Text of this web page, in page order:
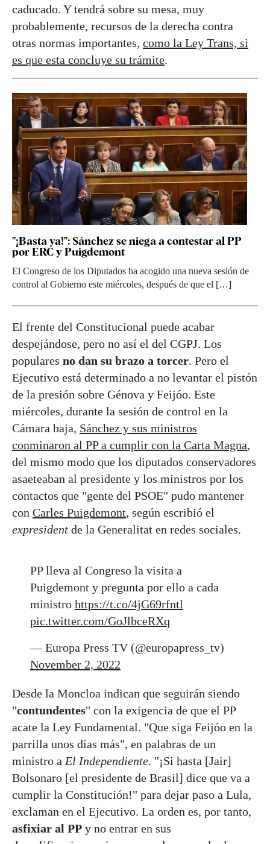
caducado. Y tendrá sobre su mesa, muy
probablemente, recursos de la derecha contra
otras normas importantes, como la Ley Trans, si
es que esta concluye su trámite.
"¡Basta ya!": Sánchez se niega a contestar al PP
por ERC y Puigdemont
El Congreso de los Diputados ha acogido una nueva sesión de
control al Gobierno este miércoles, después de que el […]
El frente del Constitucional puede acabar
despejándose, pero no así el del CGPJ. Los
populares no dan su brazo a torcer. Pero el
Ejecutivo está determinado a no levantar el pistón
de la presión sobre Génova y Feijóo. Este
miércoles, durante la sesión de control en la
Cámara baja, Sánchez y sus ministros
conminaron al PP a cumplir con la Carta Magna,
del mismo modo que los diputados conservadores
asaeteaban al presidente y los ministros por los
contactos que "gente del PSOE" pudo mantener
con Carles Puigdemont, según escribió el
expresident de la Generalitat en redes sociales.
PP lleva al Congreso la visita a
Puigdemont y pregunta por ello a cada
ministro https://t.co/4jG69rfntl
pic.twitter.com/GoJlbceRXq
— Europa Press TV (@europapress_tv)
November 2, 2022
Desde la Moncloa indican que seguirán siendo
"contundentes" con la exigencia de que el PP
acate la Ley Fundamental. "Que siga Feijóo en la
parrilla unos días más", en palabras de un
ministro a El Independiente. "¡Si hasta [Jair]
Bolsonaro [el presidente de Brasil] dice que va a
cumplir la Constitución!" para dejar paso a Lula,
exclaman en el Ejecutivo. La orden es, por tanto,
asfixiar al PP y no entrar en sus